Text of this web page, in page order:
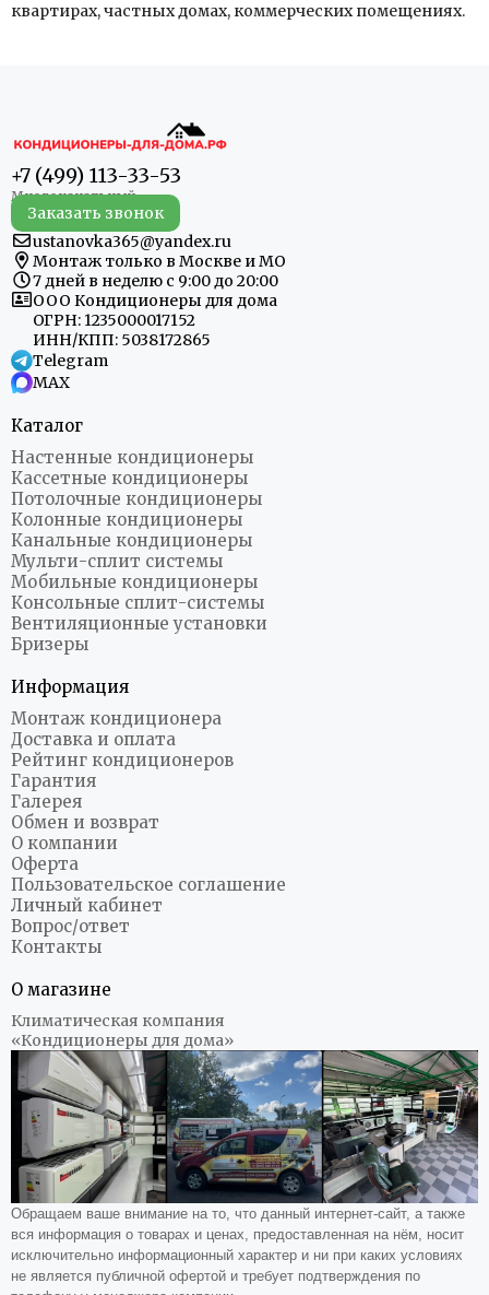
квартирах, частных домах, коммерческих помещениях.
+7 (499) 113-33-53
Заказать звонок
ustanovka365@yandex.ru
Монтаж только в Москве и МО
7 дней в неделю с 9:00 до 20:00
ООО Кондиционеры для дома
ОГРН: 1235000017152
ИНН/КПП: 5038172865
Telegram
MAX
Каталог
Настенные кондиционеры
Кассетные кондиционеры
Потолочные кондиционеры
Колонные кондиционеры
Канальные кондиционеры
Мульти-сплит системы
Мобильные кондиционеры
Консольные сплит-системы
Вентиляционные установки
Бризеры
Информация
Монтаж кондиционера
Доставка и оплата
Рейтинг кондиционеров
Гарантия
Галерея
Обмен и возврат
О компании
Оферта
Пользовательское соглашение
Личный кабинет
Вопрос/ответ
Контакты
О магазине
Климатическая компания
«Кондиционеры для дома»
Обращаем ваше внимание на то, что данный интернет-сайт, а также
вся информация о товарах и ценах, предоставленная на нём, носит
исключительно информационный характер и ни при каких условиях
не является публичной офертой и требует подтверждения по